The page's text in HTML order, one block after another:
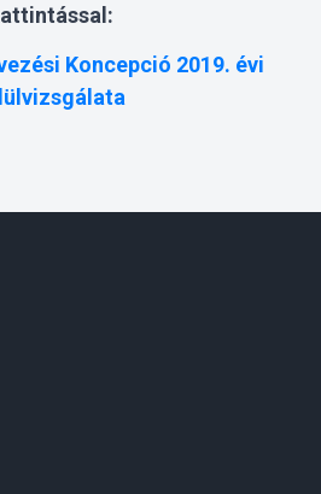
Koncepció 2019. évi